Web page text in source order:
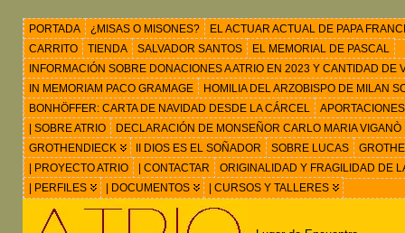
PORTADA ¿MISAS O MISONES?
EL ACTUAR ACTUAL DE PAPA
CARRITO
TIENDA SALVADOR SANTOS
EL MEMORIAL DE PASCAL
INFORMACIÓN SOBRE DONACIONES A ATRIO EN 2023 Y CANTIDAD
IN MEMORIAM PACO GRAMAGE
HOMILIA DEL ARZOBISPO DE MILAN
BONHÖFFER: CARTA DE NAVIDAD DESDE LA CÁRCEL
| SOBRE ATRIO
DECLARACIÓN DE MONSEÑOR CARLO MARIA VIGANÒ
GROTHENDIECK
II DIOS ES EL SOÑADOR SOBRE LUCAS
| PROYECTO ATRIO
| CONTACTAR
ORIGINALIDAD Y FRAGILIDAD DE
| PERFILES
| DOCUMENTOS | CURSOS Y TALLERES